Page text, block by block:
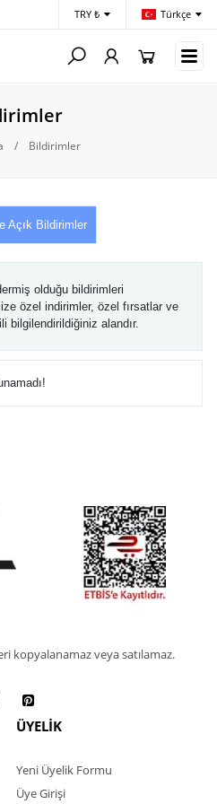
Hesap Numaralarımız
TRY ₺ Türkçe
/ Bildirimler
Açık Bildirimler
olduğu bildirimleri
özel indirimler, özel fırsatlar ve
bilgilendirildiğiniz alandır.
kopyalanamaz veya satılamaz.
ÜYELİK
Yeni Üyelik Formu
Üye Girişi